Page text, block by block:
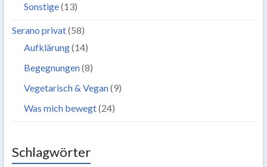
Sonstige(13)
Serano privat(58)
Aufklärung(14)
Begegnungen(8)
Vegetarisch & Vegan(9)
Was mich bewegt(24)
Schlagwörter